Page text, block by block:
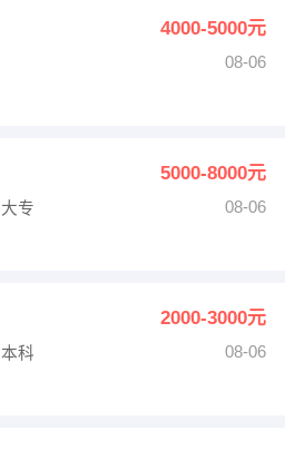
4000-5000元
08-06
5000-8000元
大专
08-06
2000-3000元
本科
08-06